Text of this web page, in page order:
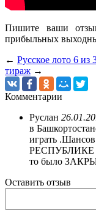
Пишите ваши
прибыльных
← Русское лото 6 из
тираж →
Комментарии
Руслан
в
играть
РЕСПУБЛИКЕ
то было
Оставить отзыв